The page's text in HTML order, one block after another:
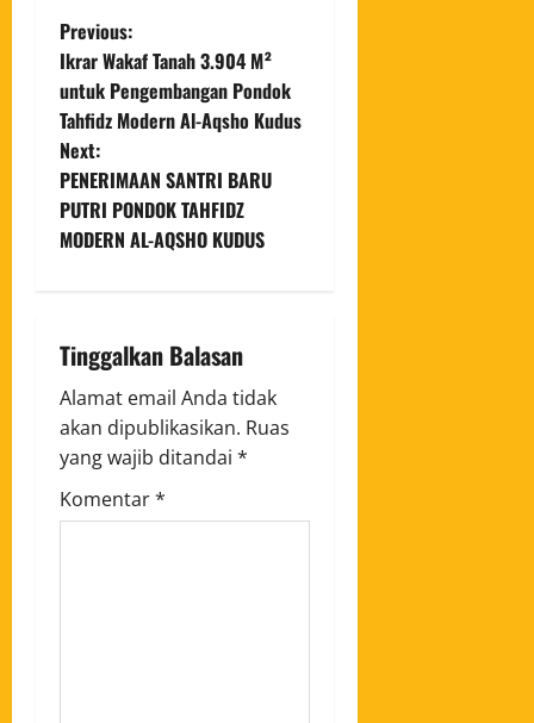
Previous:
Ikrar Wakaf Tanah 3.904 M²
untuk Pengembangan Pondok
Tahfidz Modern Al-Aqsho Kudus
Next:
PENERIMAAN SANTRI BARU
PUTRI PONDOK TAHFIDZ
MODERN AL-AQSHO KUDUS
Tinggalkan Balasan
Alamat email Anda tidak
akan dipublikasikan. Ruas
yang wajib ditandai *
Komentar*